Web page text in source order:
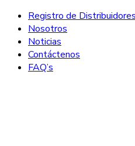
Registro de Distribuidores
Nosotros
Noticias
Contáctenos
FAQ’s